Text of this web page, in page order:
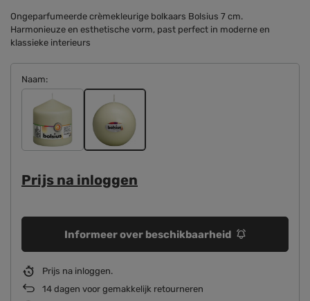
Ongeparfumeerde crèmekleurige bolkaars Bolsius 7 cm.
Harmonieuze en esthetische vorm, past perfect in moderne en
klassieke interieurs
Naam
Prijs na inloggen
Informeer over beschikbaarheid
Prijs na inloggen
14 dagen voor gemakkelijk retourneren